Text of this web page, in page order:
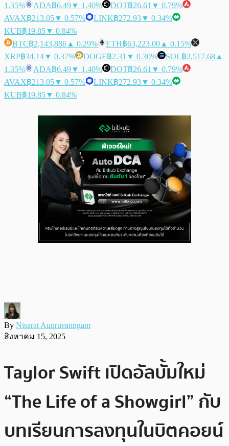
1.35%
ADA฿6.49▼ 1.40% DOT฿26.61 ▼ 0.79%
AVAX฿213.05▼ 0.57% LINK฿272.93▼ 0.34%
KUB฿19.85▼ 0.84%
BTC฿2,143,886 ▲ 0.29% ETH฿63,223.00 ▲ 0.15%
XRP฿34.14▼ 0.37% DOGE฿2.31 ▼ 0.30% SOL฿2,517.68 ▲
1.35%
ADA฿6.49▼ 1.40% DOT฿26.61 ▼ 0.79%
AVAX฿213.05▼ 0.57% LINK฿272.93▼ 0.34%
KUB฿19.85▼ 0.84%
By Nisarat Aunrueanngam
สิงหาคม 15, 2025
Taylor Swift เปิดอัลบั้มใหม่
“The Life of a Showgirl” กับ
บทเรียนการลงทุนในบิตคอยน์